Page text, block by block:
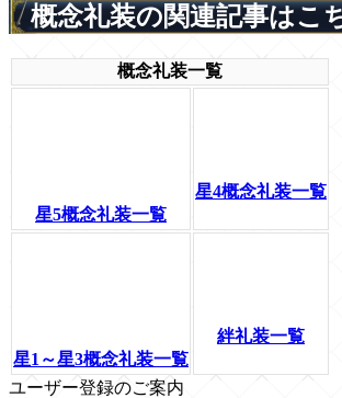
概念礼装の関連記事はこ
概念礼装一覧
星5概念礼装一覧
星4概念礼装一覧
星1～星3概念礼装一覧
絆礼装一覧
ユーザー登録のご案内